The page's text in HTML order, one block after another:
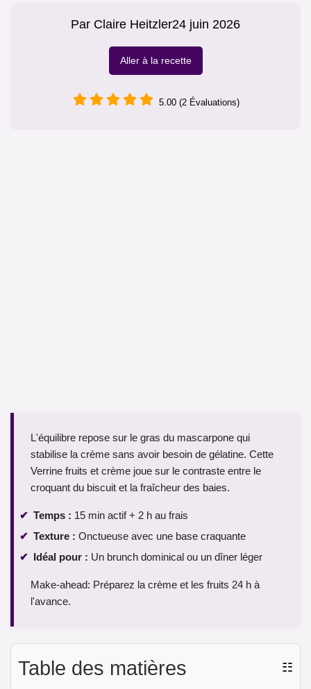
Par Claire Heitzler24 juin 2026
Aller à la recette
5.00 (2 Évaluations)
L'équilibre repose sur le gras du mascarpone qui
stabilise la crème sans avoir besoin de gélatine. Cette
Verrine fruits et crème joue sur le contraste entre le
croquant du biscuit et la fraîcheur des baies.
Temps : 15 min actif + 2 h au frais
Texture : Onctueuse avec une base craquante
Idéal pour : Un brunch dominical ou un dîner léger
Make-ahead: Préparez la crème et les fruits 24 h à
l'avance.
Table des matières ☷